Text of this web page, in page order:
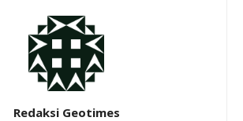
Redaksi Geotimes